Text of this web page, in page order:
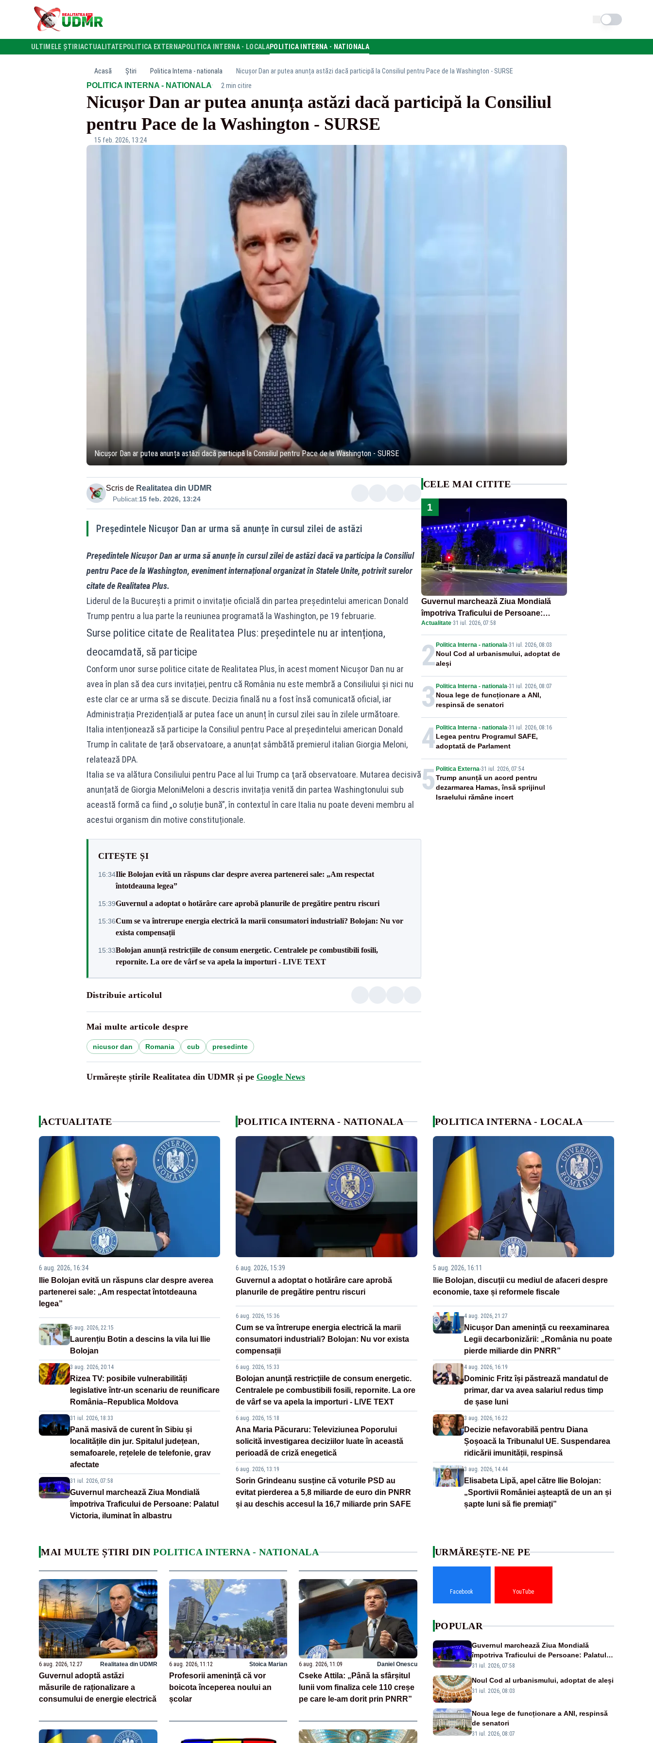
Schimba tema
ULTIMELE ȘTIRI ACTUALITATE POLITICA EXTERNAPOLITICA INTERNA - LOCALAPOLITICA INTERNA - NATIONALA
Acasă Știri Politica Interna - nationala Nicușor Dan ar putea anunța astăzi dacă participă la Consiliul pentru Pace de la Washington - SURSE
POLITICA INTERNA - NATIONALA· 2 min citire
Nicușor Dan ar putea anunța astăzi dacă participă la Consiliul
pentru Pace de la Washington - SURSE
15 feb. 2026, 13:24
Nicușor Dan ar putea anunța astăzi dacă participă la Consiliul pentru Pace de la Washington - SURSE
Scris de Realitatea din UDMR
Publicat:15 feb. 2026, 13:24
Președintele Nicușor Dan ar urma să anunțe în cursul zilei de astăzi
Președintele Nicușor Dan ar urma să anunțe în cursul zilei de astăzi dacă va participa la Consiliul
pentru Pace de la Washington, eveniment internațional organizat în Statele Unite, potrivit surelor
citate de Realitatea Plus.
Liderul de la București a primit o invitație oficială din partea președintelui american Donald
Trump pentru a lua parte la reuniunea programată la Washington, pe 19 februarie.
Surse politice citate de Realitatea Plus: președintele nu ar intenționa,
deocamdată, să participe
Conform unor surse politice citate de Realitatea Plus, în acest moment Nicușor Dan nu ar
avea în plan să dea curs invitației, pentru că România nu este membră a Consiliului și nici nu
este clar ce ar urma să se discute. Decizia finală nu a fost însă comunicată oficial, iar
Administrația Prezidențială ar putea face un anunț în cursul zilei sau în zilele următoare.
Italia intenționează să participe la Consiliul pentru Pace al președintelui american Donald
Trump în calitate de țară observatoare, a anunțat sâmbătă premierul italian Giorgia Meloni,
relatează DPA.
Italia se va alătura Consiliului pentru Pace al lui Trump ca ţară observatoare. Mutarea decisivă
anunțată de Giorgia MeloniMeloni a descris invitația venită din partea Washingtonului sub
această formă ca fiind „o soluție bună”, în contextul în care Italia nu poate deveni membru al
acestui organism din motive constituționale.
CITEȘTE ȘI
16:34Ilie Bolojan evită un răspuns clar despre averea partenerei sale: „Am respectat
întotdeauna legea”
15:39Guvernul a adoptat o hotărâre care aprobă planurile de pregătire pentru riscuri
15:36Cum se va întrerupe energia electrică la marii consumatori industriali? Bolojan: Nu vor
exista compensații
15:33Bolojan anunță restricțiile de consum energetic. Centralele pe combustibili fosili,
repornite. La ore de vârf se va apela la importuri - LIVE TEXT
Distribuie articolul
Mai multe articole despre
nicusor dan Romania cub presedinte
Urmărește știrile Realitatea din UDMR și pe Google News
CELE MAI CITITE
1
Guvernul marchează Ziua Mondială
împotriva Traficului de Persoane:
Palatul Victoria, iluminat în albastru
Actualitate·31 iul. 2026, 07:58
2 Politica Interna - nationala-31 iul. 2026, 08:03
Noul Cod al urbanismului, adoptat de
aleși
3 Politica Interna - nationala-31 iul. 2026, 08:07
Noua lege de funcționare a ANI,
respinsă de senatori
4 Politica Interna - nationala-31 iul. 2026, 08:16
Legea pentru Programul SAFE,
adoptată de Parlament
5 Politica Externa-31 iul. 2026, 07:54
Trump anunță un acord pentru
dezarmarea Hamas, însă sprijinul
Israelului rămâne incert
ACTUALITATE
6 aug. 2026, 16:34
Ilie Bolojan evită un răspuns clar despre averea
partenerei sale: „Am respectat întotdeauna
legea”
5 aug. 2026, 22:15
Laurențiu Botin a descins la vila lui Ilie
Bolojan
3 aug. 2026, 20:14
Rizea TV: posibile vulnerabilități
legislative într-un scenariu de reunificare
România–Republica Moldova
31 iul. 2026, 18:33
Pană masivă de curent în Sibiu și
localitățile din jur. Spitalul județean,
semafoarele, rețelele de telefonie, grav
afectate
31 iul. 2026, 07:58
Guvernul marchează Ziua Mondială
împotriva Traficului de Persoane: Palatul
Victoria, iluminat în albastru
POLITICA INTERNA - NATIONALA
6 aug. 2026, 15:39
Guvernul a adoptat o hotărâre care aprobă
planurile de pregătire pentru riscuri
6 aug. 2026, 15:36
Cum se va întrerupe energia electrică la marii
consumatori industriali? Bolojan: Nu vor exista
compensații
6 aug. 2026, 15:33
Bolojan anunță restricțiile de consum energetic.
Centralele pe combustibili fosili, repornite. La ore
de vârf se va apela la importuri - LIVE TEXT
6 aug. 2026, 15:18
Ana Maria Păcuraru: Televiziunea Poporului
solicită investigarea deciziilor luate în această
perioadă de criză enegetică
6 aug. 2026, 13:19
Sorin Grindeanu susține că voturile PSD au
evitat pierderea a 5,8 miliarde de euro din PNRR
și au deschis accesul la 16,7 miliarde prin SAFE
POLITICA INTERNA - LOCALA
5 aug. 2026, 16:11
Ilie Bolojan, discuții cu mediul de afaceri despre
economie, taxe și reformele fiscale
4 aug. 2026, 21:27
Nicușor Dan amenință cu reexaminarea
Legii decarbonizării: „România nu poate
pierde miliarde din PNRR”
4 aug. 2026, 16:19
Dominic Fritz își păstrează mandatul de
primar, dar va avea salariul redus timp
de șase luni
3 aug. 2026, 16:22
Decizie nefavorabilă pentru Diana
Șoșoacă la Tribunalul UE. Suspendarea
ridicării imunității, respinsă
3 aug. 2026, 14:44
Elisabeta Lipă, apel către Ilie Bolojan:
„Sportivii României așteaptă de un an și
șapte luni să fie premiați”
MAI MULTE ȘTIRI DIN POLITICA INTERNA - NATIONALA
6 aug. 2026, 12:27 Realitatea din UDMR
Guvernul adoptă astăzi
măsurile de raționalizare a
consumului de energie electrică
6 aug. 2026, 11:12 Stoica Marian
Profesorii amenință că vor
boicota începerea noului an
școlar
6 aug. 2026, 11:09 Daniel Onescu
Cseke Attila: „Până la sfârșitul
lunii vom finaliza cele 110 creșe
pe care le-am dorit prin PNRR”
URMĂREȘTE-NE PE
Facebook YouTube
POPULAR
Guvernul marchează Ziua Mondială
împotriva Traficului de Persoane: Palatul
Victoria, iluminat în albastru
31 iul. 2026, 07:58
Noul Cod al urbanismului, adoptat de aleși
31 iul. 2026, 08:03
Noua lege de funcționare a ANI, respinsă
de senatori
31 iul. 2026, 08:07